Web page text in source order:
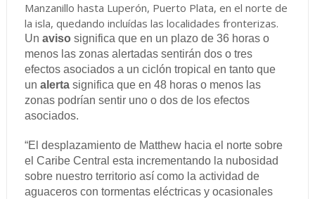
Manzanillo hasta Luperón, Puerto Plata, en el norte de
la isla, quedando incluídas las localidades fronterizas.
Un aviso significa que en un plazo de 36 horas o
menos las zonas alertadas sentirán dos o tres
efectos asociados a un ciclón tropical en tanto que
un alertasignifica que en 48 horas o menos las
zonas podrían sentir uno o dos de los efectos
asociados.
“El desplazamiento de Matthew hacia el norte sobre
el Caribe Central esta incrementando la nubosidad
sobre nuestro territorio así como la actividad de
aguaceros con tormentas eléctricas y ocasionales